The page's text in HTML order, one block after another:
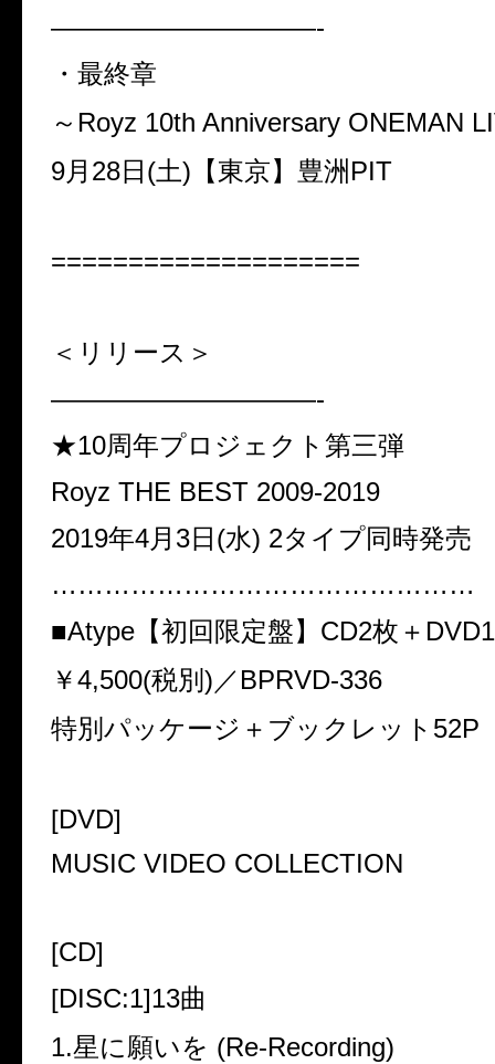
——————————-
・最終章
～ Royz 10th Anniversary ONEMAN
9月 28日 (土) 【東京】豊洲 PIT
====================
＜リリース＞
——————————-
★10周年プロジェクト第三弾
Royz THE BEST 2009-2019
2019年4月 3日 (水) 2タイプ同時発売
…………………………………………
■Atype 【初回限定盤】 CD2枚＋ DVD1
￥4,500(税別 ) ／BPRVD-336
特別パッケージ＋ブックレット 52P
[DVD]
MUSIC VIDEO COLLECTION
[CD]
[DISC:1]13曲
1.星に願いを (Re-Recording)